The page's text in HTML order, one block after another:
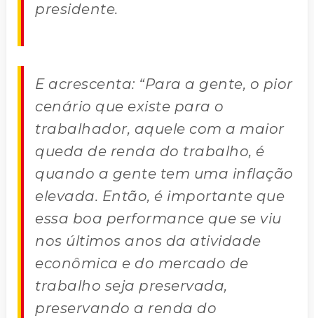
presidente.
E acrescenta: “Para a gente, o pior
cenário que existe para o
trabalhador, aquele com a maior
queda de renda do trabalho, é
quando a gente tem uma inflação
elevada. Então, é importante que
essa boa performance que se viu
nos últimos anos da atividade
econômica e do mercado de
trabalho seja preservada,
preservando a renda do